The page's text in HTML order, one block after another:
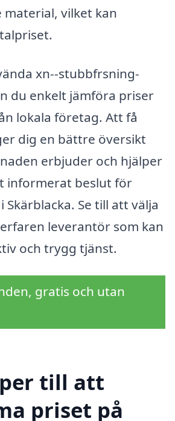
vilket kan
xn--stubbfrsning-
du enkelt jämföra priser
lokala företag. Att få
dig en bättre översikt
erbjuder och hjälper
informerat beslut för
Se till att välja
leverantör som kan
och trygg tjänst.
gratis och utan
till att
priset på